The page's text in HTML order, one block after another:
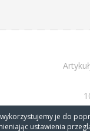
je do
ustawienia